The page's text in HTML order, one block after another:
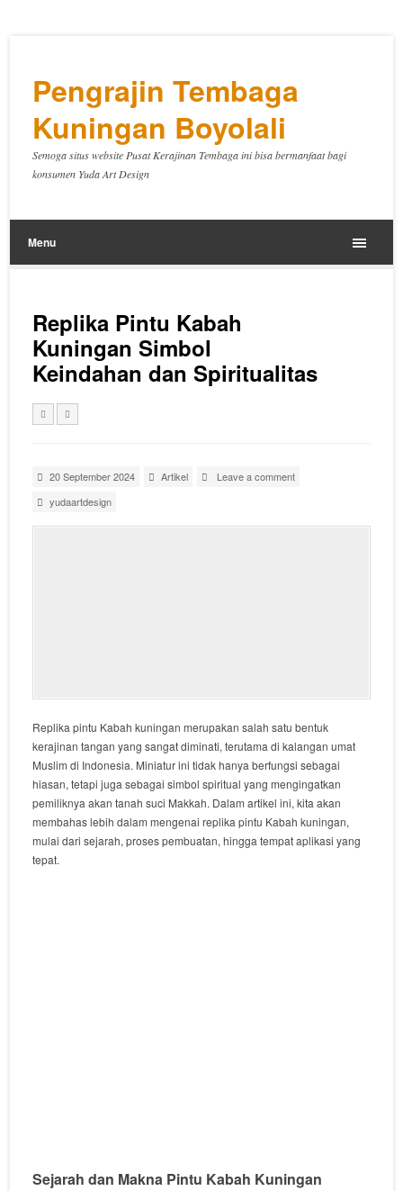
Pengrajin Tembaga
Kuningan Boyolali
Semoga situs website Pusat Kerajinan Tembaga ini bisa bermanfaat bagi
konsumen Yuda Art Design
Menu
Replika Pintu Kabah
Kuningan Simbol
Keindahan dan Spiritualitas
20 September 2024 Artikel
Leave a comment
yudaartdesign
Replika pintu Kabah kuningan merupakan salah satu bentuk
kerajinan tangan yang sangat diminati, terutama di kalangan umat
Muslim di Indonesia. Miniatur ini tidak hanya berfungsi sebagai
hiasan, tetapi juga sebagai simbol spiritual yang mengingatkan
pemiliknya akan tanah suci Makkah. Dalam artikel ini, kita akan
membahas lebih dalam mengenai replika pintu Kabah kuningan,
mulai dari sejarah, proses pembuatan, hingga tempat aplikasi yang
tepat.
Sejarah dan Makna Pintu Kabah Kuningan